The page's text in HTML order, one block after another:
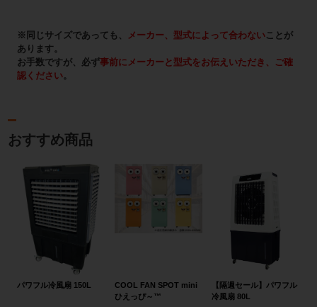
※同じサイズであっても、 メーカー、型式によって合わないことが
あります。
お手数ですが、必ず事前にメーカーと型式をお伝えいただき、ご確
認ください。
おすすめ商品
パワフル冷風扇 150L
COOL FAN SPOT mini
ひえっぴ～™
【隔週セール】パワフル
冷風扇 80L